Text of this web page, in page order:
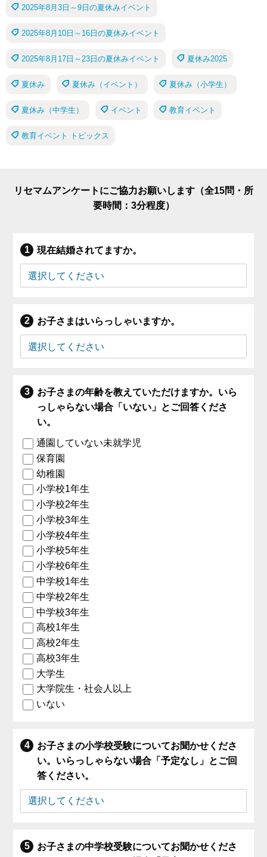
2025年8月3日～9日の夏休みイベント
2025年8月10日～16日の夏休みイベント
2025年8月17日～23日の夏休みイベント 夏休み2025
夏休み 夏休み（イベント） 夏休み（小学生）
夏休み（中学生） イベント 教育イベント
教育イベント トピックス
リセマムアンケートにご協力お願いします（全15問・所
要時間：3分程度）
現在結婚されてますか。
お子さまはいらっしゃいますか。
お子さまの年齢を教えていただけますか。いら
っしゃらない場合「いない」とご回答くださ
い。
通園していない未就学児
保育園
幼稚園
小学校1年生
小学校2年生
小学校3年生
小学校4年生
小学校5年生
小学校6年生
中学校1年生
中学校2年生
中学校3年生
高校1年生
高校2年生
高校3年生
大学生
大学院生・社会人以上
いない
お子さまの小学校受験についてお聞かせくださ
い。いらっしゃらない場合「予定なし」とご回
答ください。
お子さまの中学校受験についてお聞かせくださ